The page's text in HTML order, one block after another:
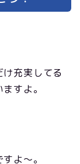
充実してる
すよ。
よ〜。